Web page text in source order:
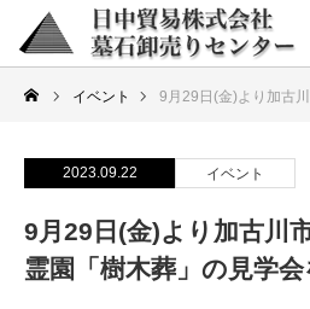
イベント 9月29日(金)より加古川市の陽
2023.09.22 イベント
9月29日(金)より加古川
霊園「樹木葬」の見学